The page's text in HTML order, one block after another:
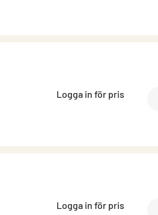
Logga in för pris
Logga in för pris